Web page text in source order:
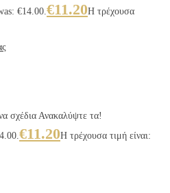
€14.00.€11.20Η τρέχουσα
σχέδια Ανακαλύψτε τα!
€11.20Η τρέχουσα τιμή είναι: